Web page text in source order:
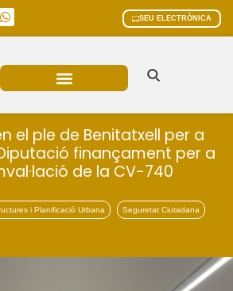
SEU ELECTRÒNICA
el ple de Benitatxell per a
finançament per a
de la CV-740
i Planificació Urbana Seguretat Ciutadana